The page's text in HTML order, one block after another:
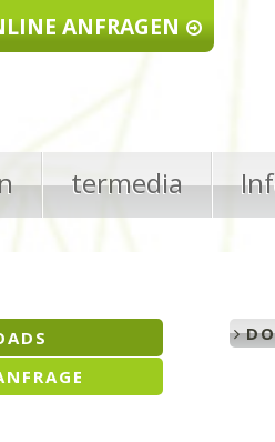
ANFRAGEN
termedia